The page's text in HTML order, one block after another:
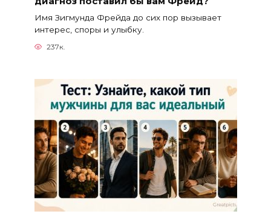
Имя Зигмунда Фрейда до сих пор вызывает
интерес, споры и улыбку.
237к.